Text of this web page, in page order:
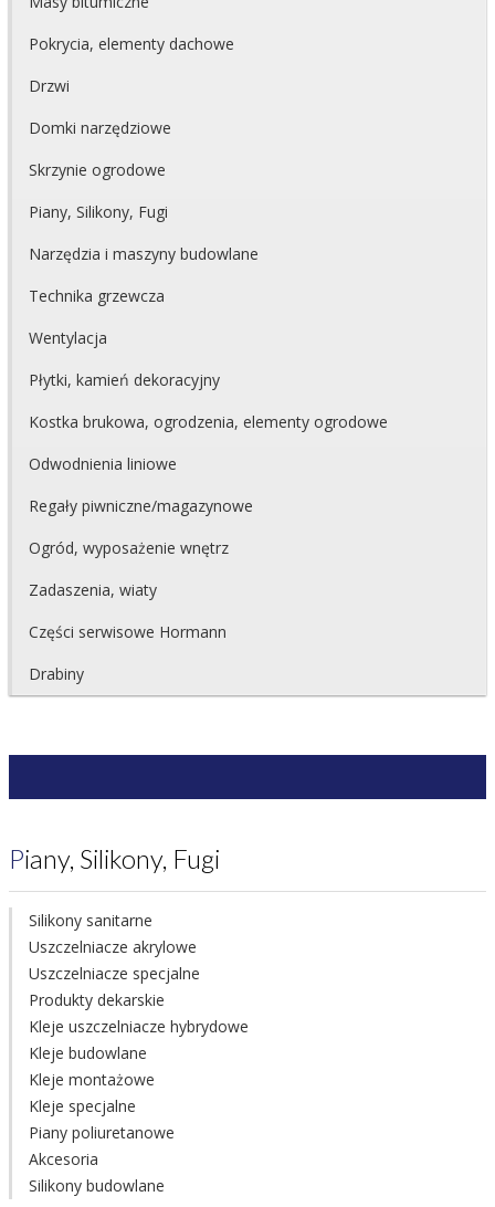
Pokrycia, elementy dachowe
Drzwi
Domki narzędziowe
Skrzynie ogrodowe
Piany, Silikony, Fugi
Narzędzia i maszyny budowlane
Technika grzewcza
Wentylacja
Płytki, kamień dekoracyjny
Kostka brukowa, ogrodzenia, elementy ogrodowe
Odwodnienia liniowe
Regały piwniczne/magazynowe
Ogród, wyposażenie wnętrz
Zadaszenia, wiaty
Części serwisowe Hormann
Drabiny
Piany, Silikony, Fugi
Silikony sanitarne
Uszczelniacze akrylowe
Uszczelniacze specjalne
Produkty dekarskie
Kleje uszczelniacze hybrydowe
Kleje budowlane
Kleje montażowe
Kleje specjalne
Piany poliuretanowe
Akcesoria
Silikony budowlane